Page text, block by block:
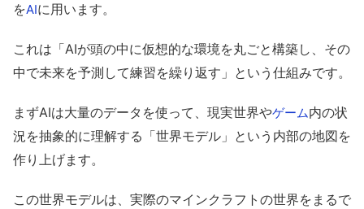
をAIに用います。
これは「AIが頭の中に仮想的な環境を丸ごと構築し、その
中で未来を予測して練習を繰り返す」という仕組みです。
まずAIは大量のデータを使って、現実世界やゲーム内の状
況を抽象的に理解する「世界モデル」という内部の地図を
作り上げます。
この世界モデルは、実際のマインクラフトの世界をまるで